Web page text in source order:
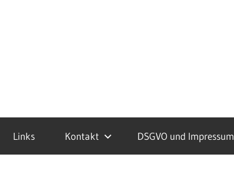
Links Kontakt DSGVO und Impressum